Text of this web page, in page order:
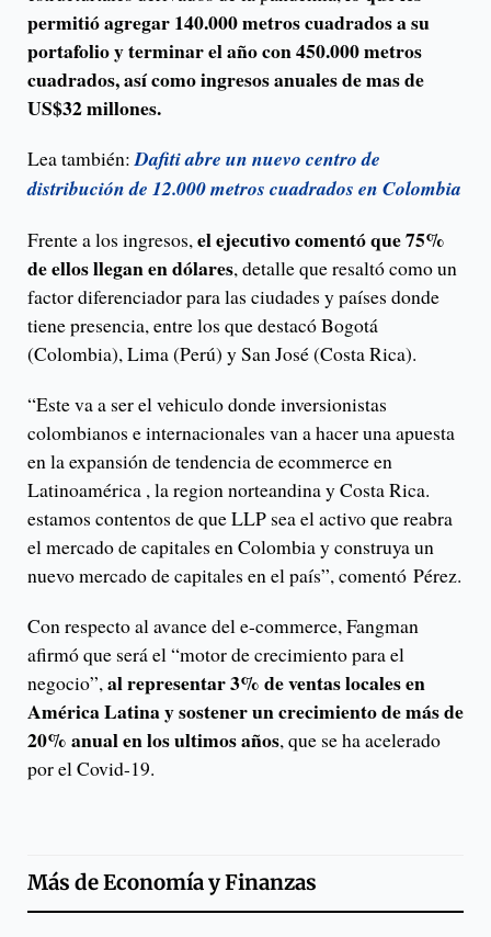
permitió agregar 140.000 metros cuadrados a su
portafolio y terminar el año con 450.000 metros
cuadrados, así como ingresos anuales de mas de
US$32 millones.
Lea también:Dafiti abre un nuevo centro de
distribución de 12.000 metros cuadrados en Colombia
Frente a los ingresos,el ejecutivo comentó que 75%
de ellos llegan en dólares, detalle que resaltó como un
factor diferenciador para las ciudades y países donde
tiene presencia, entre los que destacó Bogotá
(Colombia), Lima (Perú) y San José (Costa Rica).
“Este va a ser el vehiculo donde inversionistas
colombianos e internacionales van a hacer una apuesta
en la expansión de tendencia de ecommerce en
Latinoamérica , la region norteandina y Costa Rica.
estamos contentos de que LLP sea el activo que reabra
el mercado de capitales en Colombia y construya un
nuevo mercado de capitales en el país”, comentó Pérez.
Con respecto al avance del e-commerce, Fangman
afirmó que será el “motor de crecimiento para el
negocio”,al representar 3% de ventas locales en
América Latina y sostener un crecimiento de más de
20% anual en los ultimos años, que se ha acelerado
por el Covid-19.
Más deEconomía y Finanzas